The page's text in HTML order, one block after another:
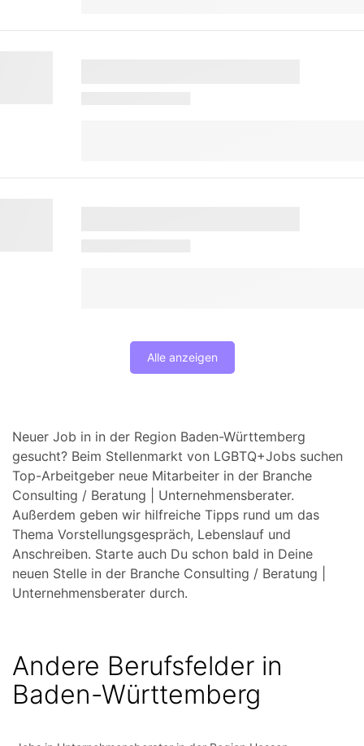
Alle anzeigen
Neuer Job in in der Region Baden-Württemberg
gesucht? Beim Stellenmarkt von LGBTQ+Jobs suchen
Top-Arbeitgeber neue Mitarbeiter in der Branche
Consulting / Beratung | Unternehmensberater.
Außerdem geben wir hilfreiche Tipps rund um das
Thema Vorstellungsgespräch, Lebenslauf und
Anschreiben. Starte auch Du schon bald in Deine
neuen Stelle in der Branche Consulting / Beratung |
Unternehmensberater durch.
Andere Berufsfelder in
Baden-Württemberg